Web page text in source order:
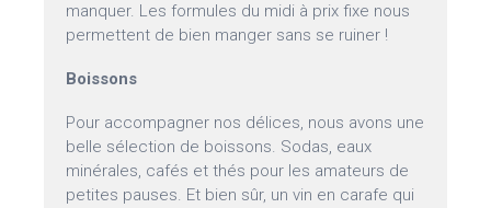
manquer. Les formules du midi à prix fixe nous
permettent de bien manger sans se ruiner !
Boissons
Pour accompagner nos délices, nous avons une
belle sélection de boissons. Sodas, eaux
minérales, cafés et thés pour les amateurs de
petites pauses. Et bien sûr, un vin en carafe qui